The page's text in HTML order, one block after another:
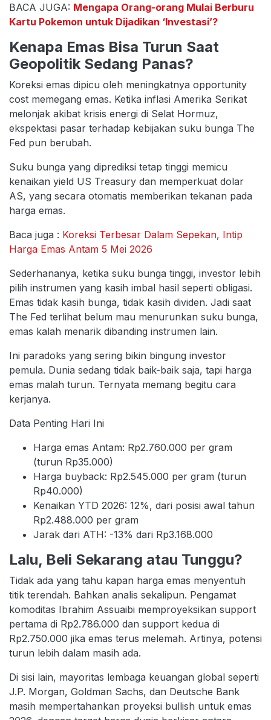
BACA JUGA: Mengapa Orang-orang Mulai Berburu
Kartu Pokemon untuk Dijadikan ‘Investasi’?
Kenapa Emas Bisa Turun Saat
Geopolitik Sedang Panas?
Koreksi emas dipicu oleh meningkatnya opportunity
cost memegang emas. Ketika inflasi Amerika Serikat
melonjak akibat krisis energi di Selat Hormuz,
ekspektasi pasar terhadap kebijakan suku bunga The
Fed pun berubah.
Suku bunga yang diprediksi tetap tinggi memicu
kenaikan yield US Treasury dan memperkuat dolar
AS, yang secara otomatis memberikan tekanan pada
harga emas.
Baca juga : Koreksi Terbesar Dalam Sepekan, Intip
Harga Emas Antam 5 Mei 2026
Sederhananya, ketika suku bunga tinggi, investor lebih
pilih instrumen yang kasih imbal hasil seperti obligasi.
Emas tidak kasih bunga, tidak kasih dividen. Jadi saat
The Fed terlihat belum mau menurunkan suku bunga,
emas kalah menarik dibanding instrumen lain.
Ini paradoks yang sering bikin bingung investor
pemula. Dunia sedang tidak baik-baik saja, tapi harga
emas malah turun. Ternyata memang begitu cara
kerjanya.
Data Penting Hari Ini
Harga emas Antam: Rp2.760.000 per gram
(turun Rp35.000)
Harga buyback: Rp2.545.000 per gram (turun
Rp40.000)
Kenaikan YTD 2026: 12%, dari posisi awal tahun
Rp2.488.000 per gram
Jarak dari ATH: -13% dari Rp3.168.000
Lalu, Beli Sekarang atau Tunggu?
Tidak ada yang tahu kapan harga emas menyentuh
titik terendah. Bahkan analis sekalipun. Pengamat
komoditas Ibrahim Assuaibi memproyeksikan support
pertama di Rp2.786.000 dan support kedua di
Rp2.750.000 jika emas terus melemah. Artinya, potensi
turun lebih dalam masih ada.
Di sisi lain, mayoritas lembaga keuangan global seperti
J.P. Morgan, Goldman Sachs, dan Deutsche Bank
masih mempertahankan proyeksi bullish untuk emas